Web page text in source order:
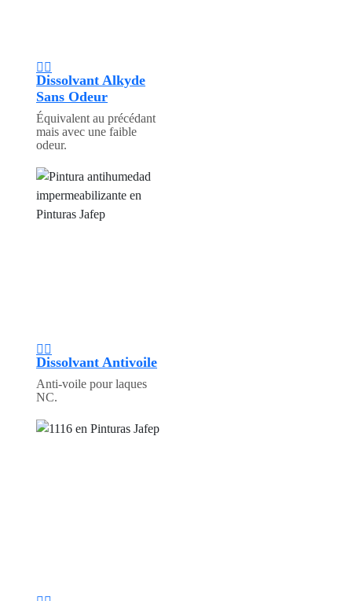
Dissolvant Alkyde
Sans Odeur
Équivalent au précédant
mais avec une faible
odeur.
Dissolvant Antivoile
Anti-voile pour laques
NC.